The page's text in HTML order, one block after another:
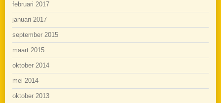
februari 2017
januari 2017
september 2015
maart 2015
oktober 2014
mei 2014
oktober 2013